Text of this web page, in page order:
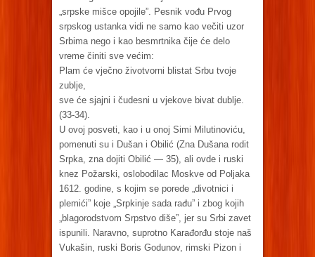
„srpske mišce opojile”. Pesnik vođu Prvog
srpskog ustanka vidi ne samo kao večiti uzor
Srbima nego i kao besmrtnika čije će delo
vreme činiti sve većim:
Plam će vječno životvorni blistat Srbu tvoje
zublje,
sve će sjajni i čudesni u vjekove bivat dublje.
(33-34).
U ovoj posveti, kao i u onoj Simi Milutinoviću,
pomenuti su i Dušan i Obilić (Zna Dušana rodit
Srpka, zna dojiti Obilić — 35), ali ovde i ruski
knez Požarski, oslobodilac Moskve od Poljaka
1612. godine, s kojim se porede „divotnici i
plemići” koje „Srpkinje sada rađu” i zbog kojih
„blagorodstvom Srpstvo diše”, jer su Srbi zavet
ispunili. Naravno, suprotno Karađorđu stoje naš
Vukašin, ruski Boris Godunov, rimski Pizon i